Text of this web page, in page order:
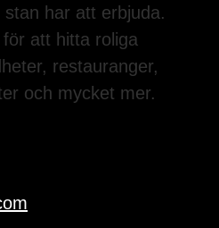
har att erbjuda.
att hitta roliga
restauranger,
och mycket mer.